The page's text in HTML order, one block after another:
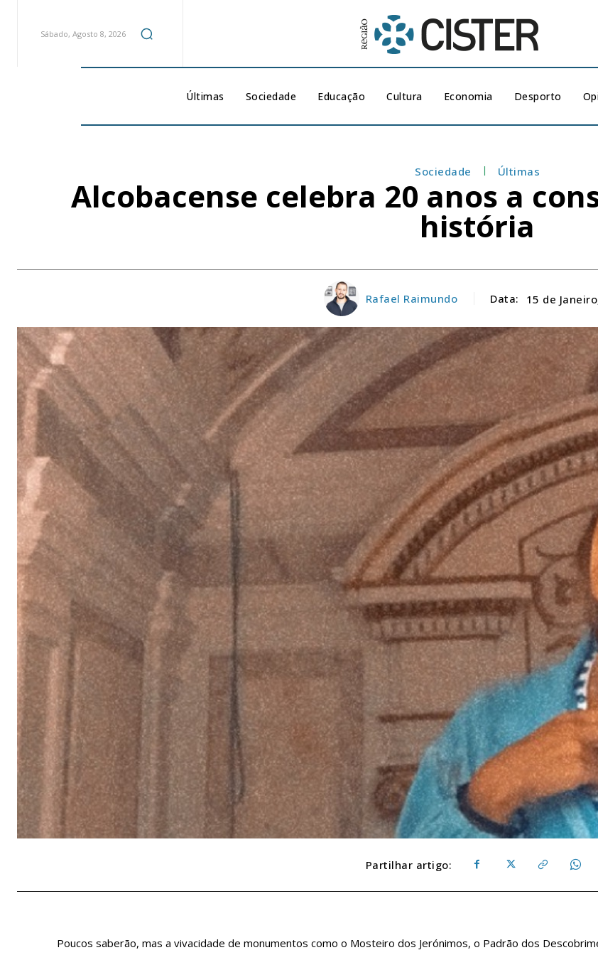
Sábado, Agosto 8, 2026
Últimas Sociedade Educação Cultura Economia Desporto
Sociedade Últimas
Alcobacense celebra 20 anos a
história
Rafael Raimundo Data: 15 de
Partilhar artigo:
Poucos saberão, mas a vivacidade de monumentos como o Mosteiro dos Jerónimos, o Padrão dos